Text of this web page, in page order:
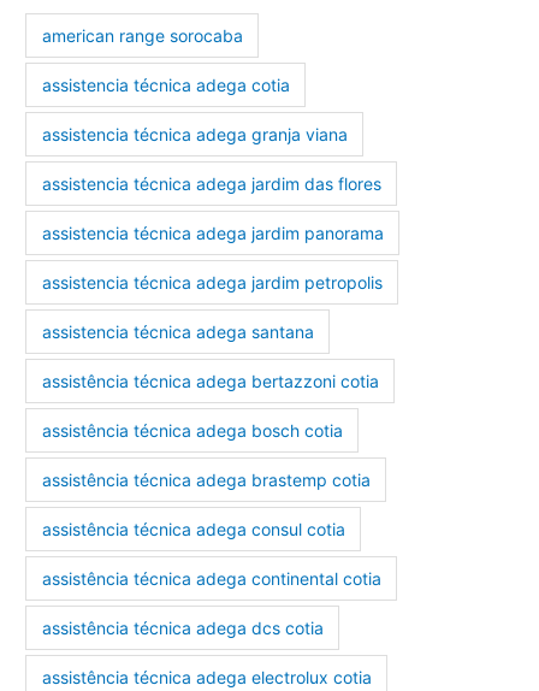
american range sorocaba
assistencia técnica adega cotia
assistencia técnica adega granja viana
assistencia técnica adega jardim das flores
assistencia técnica adega jardim panorama
assistencia técnica adega jardim petropolis
assistencia técnica adega santana
assistência técnica adega bertazzoni cotia
assistência técnica adega bosch cotia
assistência técnica adega brastemp cotia
assistência técnica adega consul cotia
assistência técnica adega continental cotia
assistência técnica adega dcs cotia
assistência técnica adega electrolux cotia